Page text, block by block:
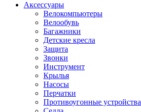
Аксессуары
Велокомпьютеры
Велообувь
Багажники
Детские кресла
Защита
Звонки
Инструмент
Крылья
Насосы
Перчатки
Противоугонные устройства